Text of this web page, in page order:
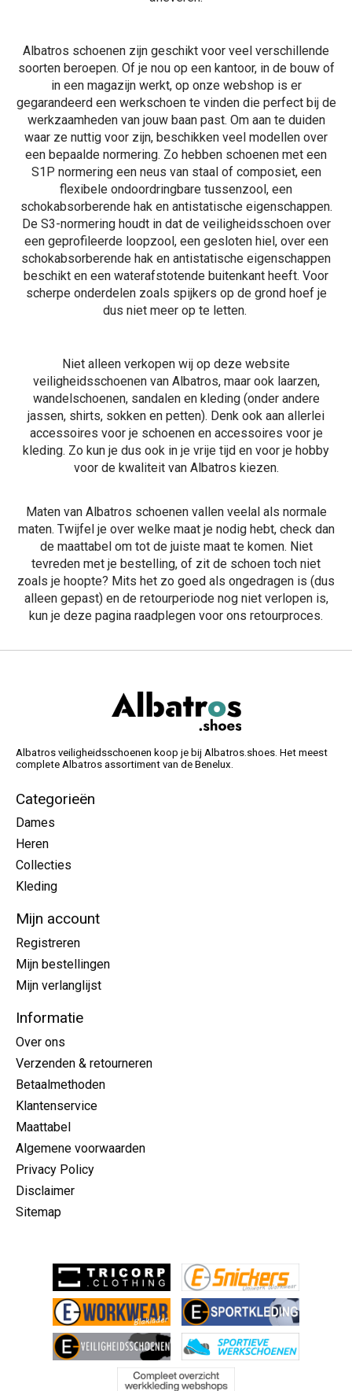
Albatros schoenen zijn geschikt voor veel verschillende
soorten beroepen. Of je nou op een kantoor, in de bouw of
in een magazijn werkt, op onze webshop is er
gegarandeerd een werkschoen te vinden die perfect bij de
werkzaamheden van jouw baan past. Om aan te duiden
waar ze nuttig voor zijn, beschikken veel modellen over
een bepaalde normering. Zo hebben schoenen met een
S1P normeringeen neus van staal of composiet, een
flexibele ondoordringbare tussenzool, een
schokabsorberende hak en antistatische eigenschappen.
De S3-normeringhoudt in dat de veiligheidsschoen over
een geprofileerde loopzool, een gesloten hiel, over een
schokabsorberende hak en antistatische eigenschappen
beschikt en een waterafstotende buitenkant heeft. Voor
scherpe onderdelen zoals spijkers op de grond hoef je
dus niet meer op te letten.
Niet alleen verkopen wij op deze website
veiligheidsschoenen van Albatros, maar ook laarzen,
wandelschoenen, sandalenen kleding(onder andere
jassen, shirts, sokken en petten). Denk ook aan allerlei
accessoires voor je schoenen en accessoires voor je
kleding. Zo kun je dus ook in je vrije tijd en voor je hobby
voor de kwaliteit van Albatros kiezen.
Maten van Albatros schoenen vallen veelal als normale
maten. Twijfel je over welke maat je nodig hebt, check dan
de maattabelom tot de juiste maat te komen. Niet
tevreden met je bestelling, of zit de schoen toch niet
zoals je hoopte? Mits het zo goed als ongedragen is (dus
alleen gepast) en de retourperiode nog niet verlopen is,
kun je deze pagina raadplegen voor ons retourproces.
Albatros veiligheidsschoenen koop je bij Albatros.shoes. Het meest
complete Albatros assortiment van de Benelux.
Categorieën
Dames
Heren
Collecties
Kleding
Mijn account
Registreren
Mijn bestellingen
Mijn verlanglijst
Informatie
Over ons
Verzenden & retourneren
Betaalmethoden
Klantenservice
Maattabel
Algemene voorwaarden
Privacy Policy
Disclaimer
Sitemap